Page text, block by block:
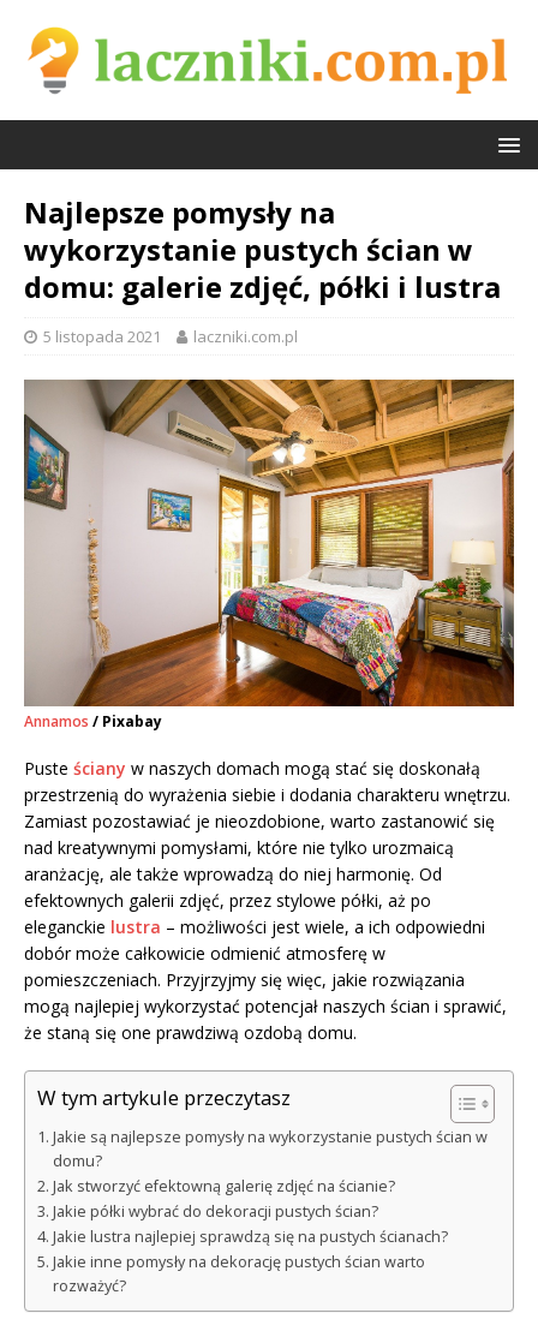
Najlepsze pomysły na
wykorzystanie pustych ścian w
domu: galerie zdjęć, półki i lustra
5 listopada 2021 laczniki.com.pl
Annamos / Pixabay
Puste ściany w naszych domach mogą stać się doskonałą
przestrzenią do wyrażenia siebie i dodania charakteru wnętrzu.
Zamiast pozostawiać je nieozdobione, warto zastanowić się
nad kreatywnymi pomysłami, które nie tylko urozmaicą
aranżację, ale także wprowadzą do niej harmonię. Od
efektownych galerii zdjęć, przez stylowe półki, aż po
eleganckie lustra – możliwości jest wiele, a ich odpowiedni
dobór może całkowicie odmienić atmosferę w
pomieszczeniach. Przyjrzyjmy się więc, jakie rozwiązania
mogą najlepiej wykorzystać potencjał naszych ścian i sprawić,
że staną się one prawdziwą ozdobą domu.
W tym artykule przeczytasz
Jakie są najlepsze pomysły na wykorzystanie pustych ścian w
domu?
Jak stworzyć efektowną galerię zdjęć na ścianie?
Jakie półki wybrać do dekoracji pustych ścian?
Jakie lustra najlepiej sprawdzą się na pustych ścianach?
Jakie inne pomysły na dekorację pustych ścian warto
rozważyć?